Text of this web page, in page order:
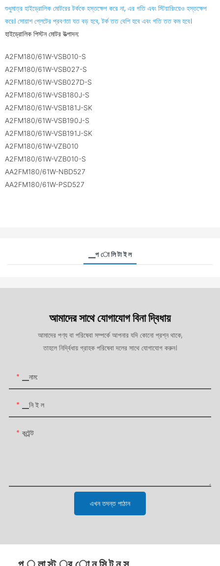
শুধুমাত্র হাইড্রোলিক মোটরের টর্ককে হস্তক্ষেপ করে না, এর গতি এবং স্টিয়ারিংয়েও হস্তক্ষেপ
করে। সোয়াশ প্লেটের প্রবণতা যত বড় হবে, টর্ক তত বেশি হবে এবং গতি তত কম হবে।
হাইড্রোলিক পিস্টন মোটর উত্পাদন:
A2FM180/61W-VSB010-S
A2FM180/61W-VSB027-S
A2FM180/61W-VSB027D-S
A2FM180/61W-VSB180J-S
A2FM180/61W-VSB181J-SK
A2FM180/61W-VSB190J-S
A2FM180/61W-VSB191J-SK
A2FM180/61W-VZB010
A2FM180/61W-VZB010-S
AA2FM180/61W-NBD527
AA2FM180/61W-PSD527
▁প ো লি টা ই ল
আমাদের সাথে যোগাযোগ বিনা দ্বিধায়
আমাদের পণ্য বা পরিষেবা সম্পর্কে আপনার যদি কোনো প্রশ্ন থাকে,
তাহলে নির্দ্বিধায় গ্রাহক পরিষেবা দলের সাথে যোগাযোগ করুন।
▁নাম:
▁নি ই ল
কন্টেন্ট
এখন তদন্ত পাঠান